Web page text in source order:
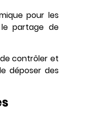
pour les
partage de
contrôler et
déposer des